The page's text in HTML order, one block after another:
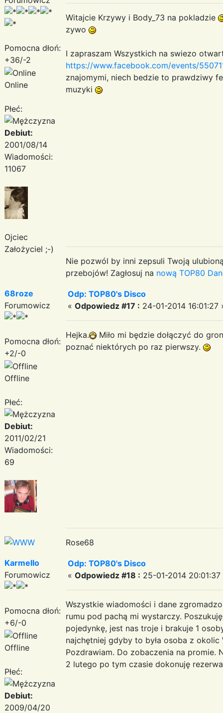
Pomocna dłoń:
+36/-2
Online
Płeć:
Debiut:
2001/08/14
Wiadomości:
11067
Ojciec
Założyciel ;-)
Witajcie Krzywy i Body_73 na pokladzie
zywo
I zapraszam Wszystkich na swiezo
https://www.facebook.com/events/
znajomymi, niech bedzie to prawdziwy
muzyki
Nie pozwól by inni zepsuli Twoją
przebojów! Zagłosuj na nową TOP80
68roze
Forumowicz
Pomocna dłoń:
+2/-0
Offline
Płeć:
Debiut:
2011/02/21
Wiadomości:
69
Odp: TOP80's Disco
« Odpowiedz #17 : 24-01-2014 16:01:27
Hejka.
Miło mi będzie dołączyć do
poznać niektórych po raz pierwszy.
Rose68
Karmello
Forumowicz
Pomocna dłoń:
+6/-0
Offline
Płeć:
Debiut:
2009/04/20
Odp: TOP80's Disco
« Odpowiedz #18 : 25-01-2014 20:01:37
Wszystkie wiadomości i dane
rumu pod pachą mi wystarczy.
pojedynkę, jest nas troje i brakuje 1
najchętniej gdyby to była osoba z okolic
Pozdrawiam. Do zobaczenia na promie.
2 lutego po tym czasie dokonuję